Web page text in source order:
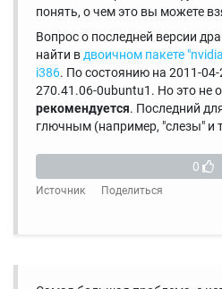
понять, о чем это вы можете
Вопрос о последней версии
найти вдвоичном пакете
i386. По состоянию на 2011-
270.41.06-0ubuntu1. Но это не
рекомендуется. Последний
глючным (например, "слезы" и
0
Источник
Поделиться